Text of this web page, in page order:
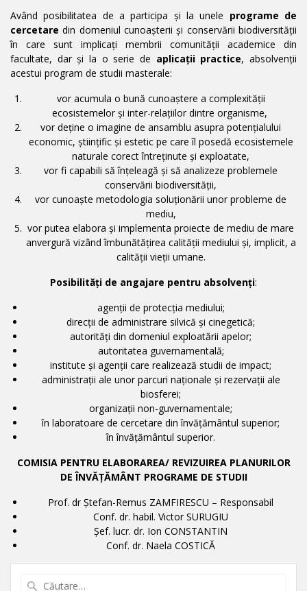
Având posibilitatea de a participa şi la unele programe de
cercetare din domeniul cunoaşterii şi conservării biodiversităţii
în care sunt implicaţi membrii comunităţii academice din
facultate, dar şi la o serie de aplicaţii practice, absolvenţii
acestui program de studii masterale:
vor acumula o bună cunoaştere a complexităţii
ecosistemelor şi inter-relaţiilor dintre organisme,
vor deţine o imagine de ansamblu asupra potenţialului
economic, ştiinţific şi estetic pe care îl posedă ecosistemele
naturale corect întreţinute şi exploatate,
vor fi capabili să înţeleagă şi să analizeze problemele
conservării biodiversităţii,
vor cunoaşte metodologia soluţionării unor probleme de
mediu,
vor putea elabora şi implementa proiecte de mediu de mare
anvergură vizând îmbunătăţirea calităţii mediului şi, implicit, a
calităţii vieţii umane.
Posibilităţi de angajare pentru absolvenţi:
agenţii de protecţia mediului;
direcţii de administrare silvică şi cinegetică;
autorităţi din domeniul exploatării apelor;
autoritatea guvernamentală;
institute şi agenţii care realizează studii de impact;
administraţii ale unor parcuri naţionale şi rezervaţii ale
biosferei;
organizaţii non-guvernamentale;
în laboratoare de cercetare din învăţământul superior;
în învăţământul superior.
COMISIA PENTRU ELABORAREA/ REVIZUIREA PLANURILOR
DE ÎNVĂŢĂMÂNT PROGRAME DE STUDII
Prof. dr Ștefan-Remus ZAMFIRESCU – Responsabil
Conf. dr. habil. Victor SURUGIU
Șef. lucr. dr. Ion CONSTANTIN
Conf. dr. Naela COSTICĂ